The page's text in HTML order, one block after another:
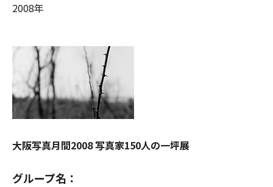
2008年
大阪写真月間2008 写真家150人の一坪展
グループ名：